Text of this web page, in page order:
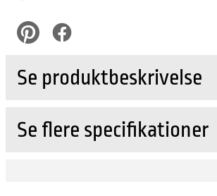
pinterestFacebook
Se produktbeskrivelse
Se flere specifikationer